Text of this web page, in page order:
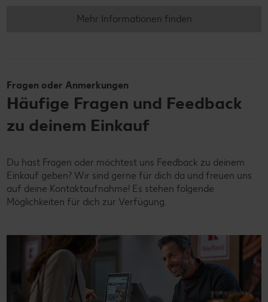
Mehr Informationen finden
Fragen oder Anmerkungen
Häufige Fragen und Feedback
zu deinem Einkauf
Du hast Fragen oder möchtest uns Feedback zu deinem
Einkauf geben? Wir sind gerne für dich da und freuen uns
auf deine Kontaktaufnahme! Es stehen folgende
Möglichkeiten für dich zur Verfügung.